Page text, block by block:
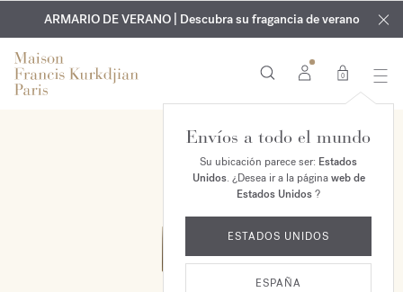
EXCLUSIVO | Descubra la nueva fragancia OUD
velvet mood
en su pedido*
GRABADO GRATUITO | En todas las fragancias y aceites
corporales hasta el 9 de agosto
ARMARIO DE VERANO | Descubra su fragancia de verano
0
Envíos a todo el mundo
Su ubicación parece ser: Estados
Unidos. ¿Desea ir a la páginaweb de
Estados Unidos?
ESTADOS UNIDOS
ESPAÑA